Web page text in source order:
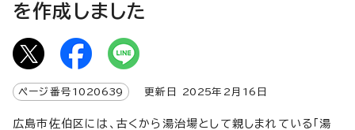
を作成しました
ページ番号 1020639 更新日 2025年2月 16 日
広島市佐伯区には、古くから湯治場として親しまれている「湯